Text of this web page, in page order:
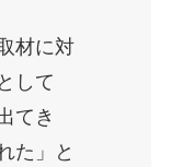
材に対
して
てき
た」と